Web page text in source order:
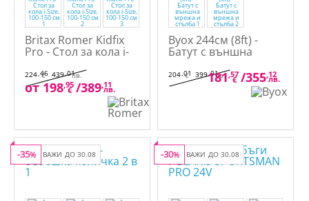
Britax Romer Kidfix
Pro - Стол за кола i-
224,46
€ 439,01лв.
от198,95
€ /389,11
лв.
Byox 244см (8ft) -
Батут с външна
мрежа и стълба
204,01
€ 399,01лв.
181,57
€ /355,12
лв.
ВАЖИ ДО 30.08
-35% ВАЖИ ДО 30.08
-30%